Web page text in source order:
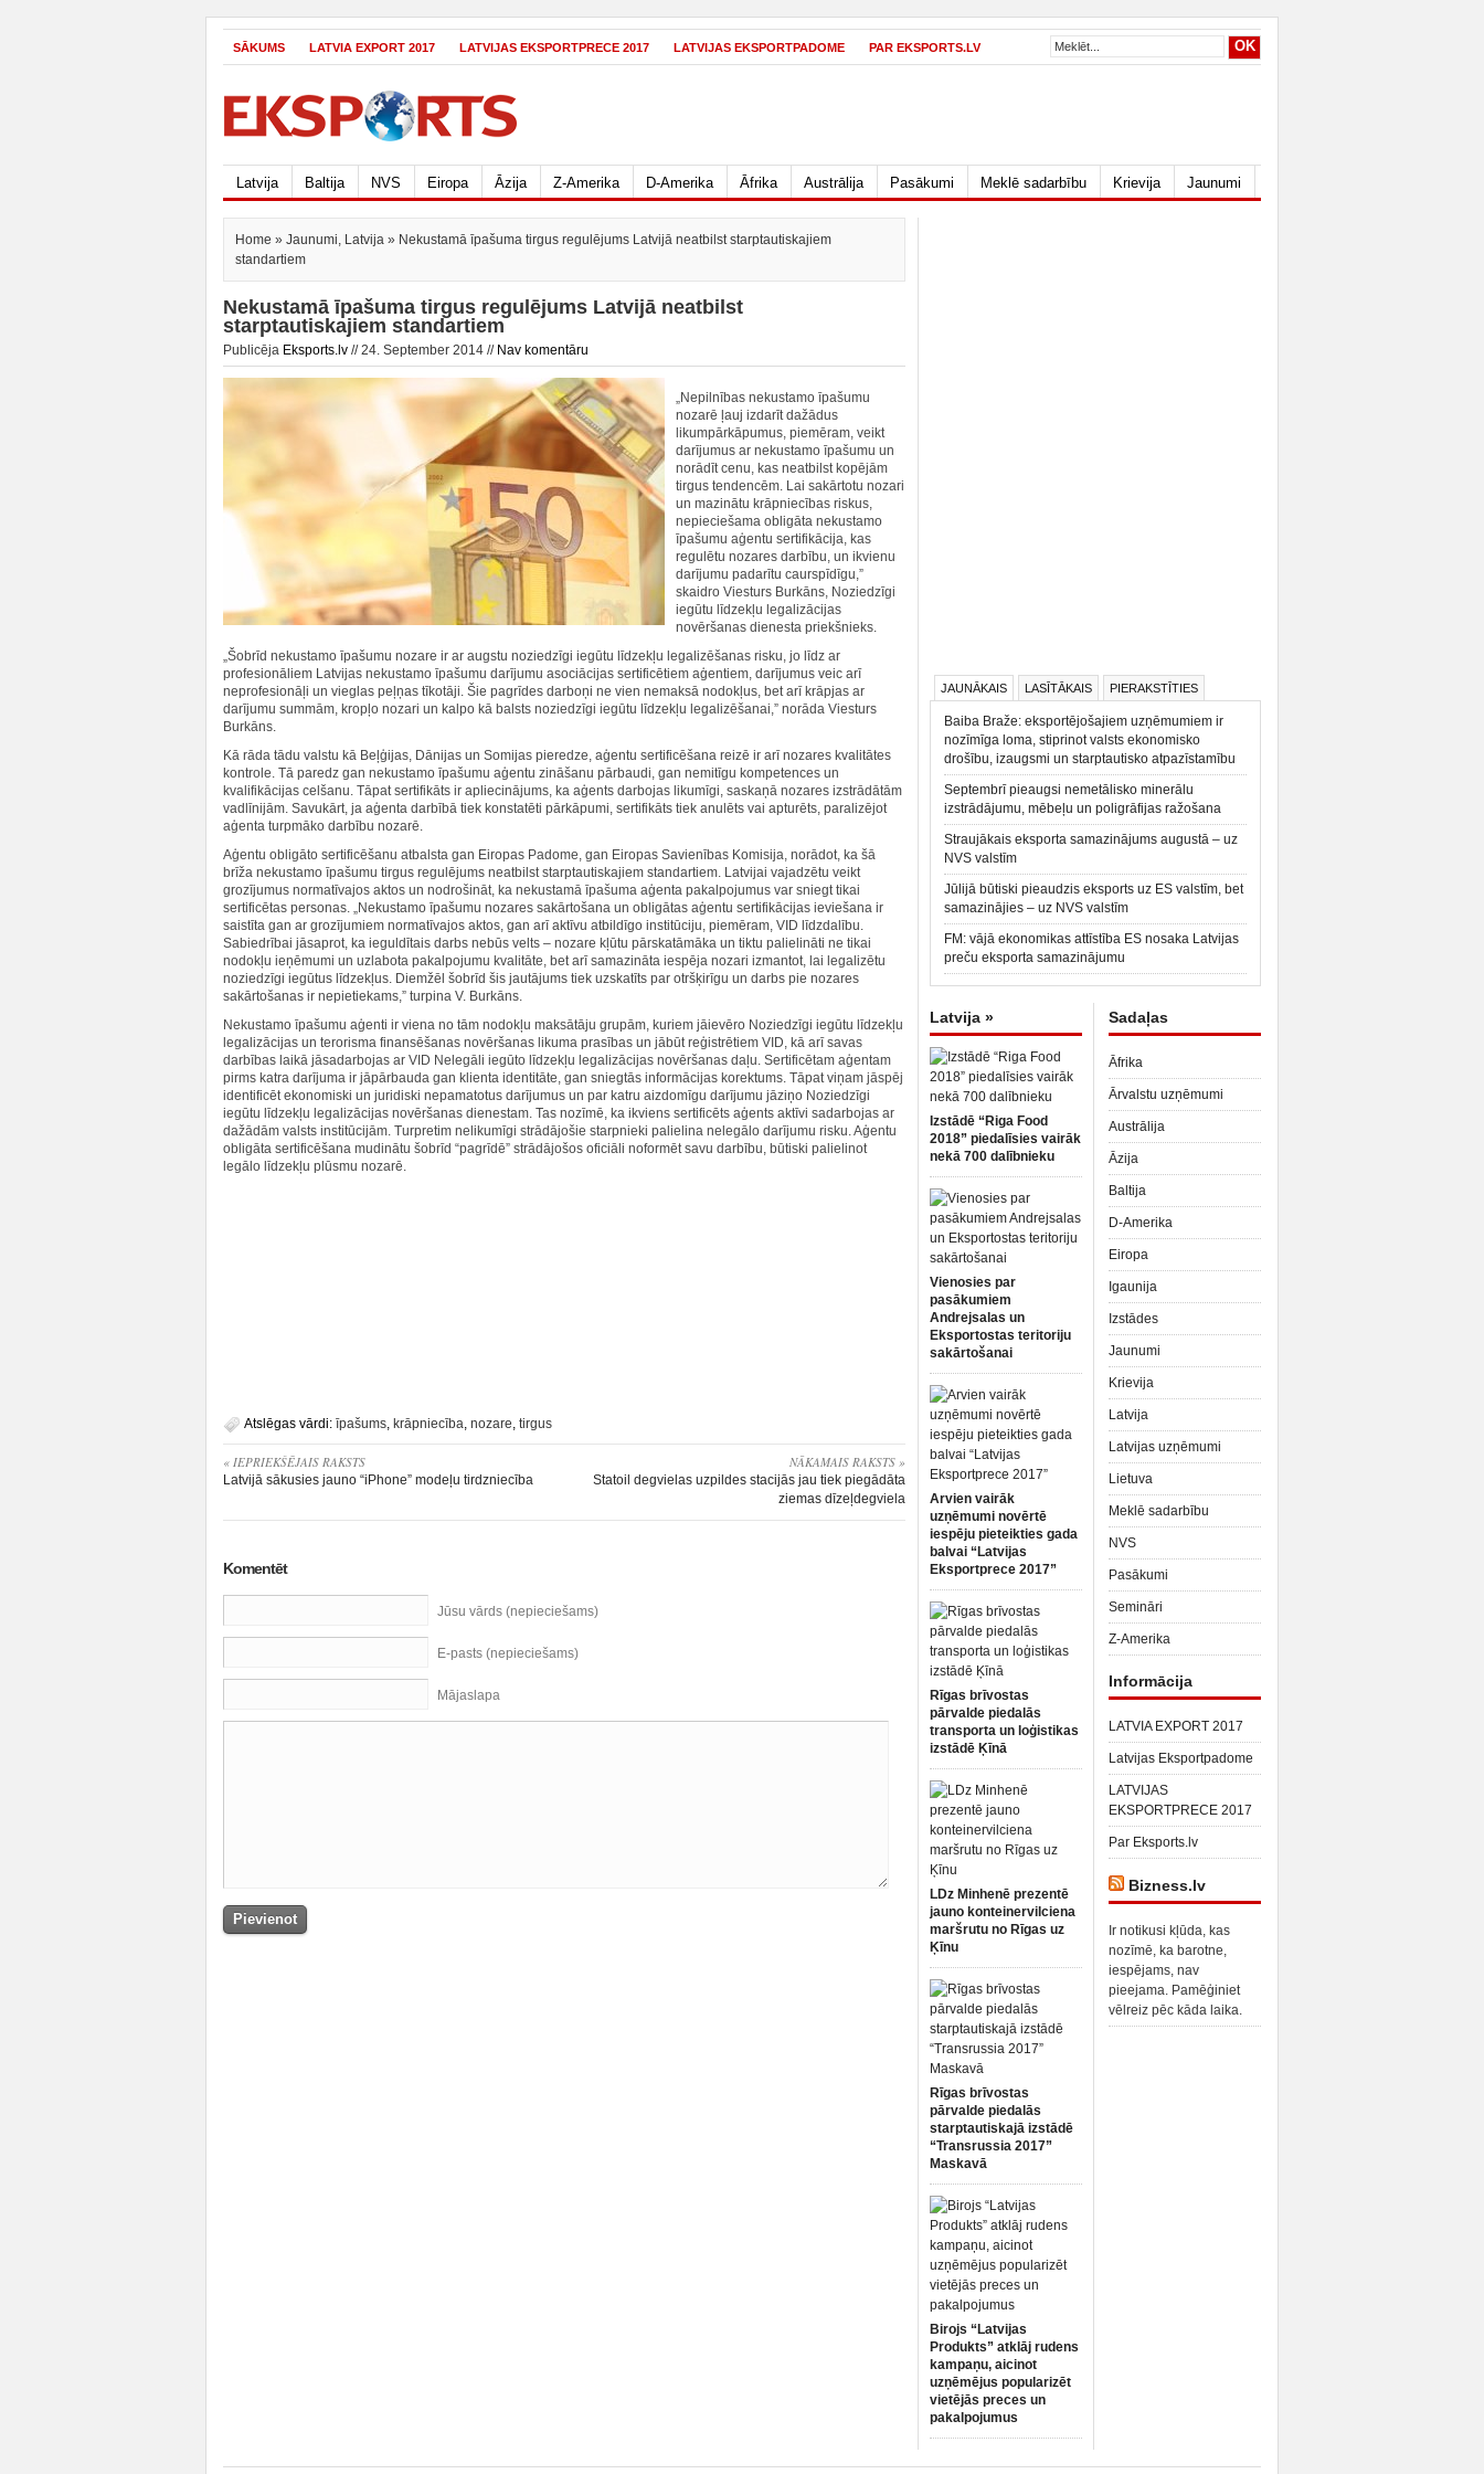
SĀKUMS LATVIA EXPORT 2017 LATVIJAS EKSPORTPRECE 2017 LATVIJAS EKSPORTPADOME PAR EKSPORTS.LV
Latvija Baltija NVS Eiropa Āzija Z-Amerika D-Amerika Āfrika Austrālija Pasākumi Meklē sadarbību Krievija Jaunumi
Home » Jaunumi, Latvija » Nekustamā īpašuma tirgus regulējums Latvijā neatbilst starptautiskajiem
standartiem
Nekustamā īpašuma tirgus regulējums Latvijā neatbilst
starptautiskajiem standartiem
Publicēja Eksports.lv // 24. September 2014 // Nav komentāru
„Nepilnības nekustamo īpašumu
nozarē ļauj izdarīt dažādus
likumpārkāpumus, piemēram, veikt
darījumus ar nekustamo īpašumu un
norādīt cenu, kas neatbilst kopējām
tirgus tendencēm. Lai sakārtotu nozari
un mazinātu krāpniecības riskus,
nepieciešama obligāta nekustamo
īpašumu aģentu sertifikācija, kas
regulētu nozares darbību, un ikvienu
darījumu padarītu caurspīdīgu,”
skaidro Viesturs Burkāns, Noziedzīgi
iegūtu līdzekļu legalizācijas
novēršanas dienesta priekšnieks.
„Šobrīd nekustamo īpašumu nozare ir ar augstu noziedzīgi iegūtu līdzekļu legalizēšanas risku, jo līdz ar
profesionāliem Latvijas nekustamo īpašumu darījumu asociācijas sertificētiem aģentiem, darījumus veic arī
neprofesionāļi un vieglas peļņas tīkotāji. Šie pagrīdes darboņi ne vien nemaksā nodokļus, bet arī krāpjas ar
darījumu summām, kropļo nozari un kalpo kā balsts noziedzīgi iegūtu līdzekļu legalizēšanai,” norāda Viesturs
Burkāns.
Kā rāda tādu valstu kā Beļģijas, Dānijas un Somijas pieredze, aģentu sertificēšana reizē ir arī nozares kvalitātes
kontrole. Tā paredz gan nekustamo īpašumu aģentu zināšanu pārbaudi, gan nemitīgu kompetences un
kvalifikācijas celšanu. Tāpat sertifikāts ir apliecinājums, ka aģents darbojas likumīgi, saskaņā nozares izstrādātām
vadlīnijām. Savukārt, ja aģenta darbībā tiek konstatēti pārkāpumi, sertifikāts tiek anulēts vai apturēts, paralizējot
aģenta turpmāko darbību nozarē.
Aģentu obligāto sertificēšanu atbalsta gan Eiropas Padome, gan Eiropas Savienības Komisija, norādot, ka šā
brīža nekustamo īpašumu tirgus regulējums neatbilst starptautiskajiem standartiem. Latvijai vajadzētu veikt
grozījumus normatīvajos aktos un nodrošināt, ka nekustamā īpašuma aģenta pakalpojumus var sniegt tikai
sertificētas personas. „Nekustamo īpašumu nozares sakārtošana un obligātas aģentu sertifikācijas ieviešana ir
saistīta gan ar grozījumiem normatīvajos aktos, gan arī aktīvu atbildīgo institūciju, piemēram, VID līdzdalību.
Sabiedrībai jāsaprot, ka ieguldītais darbs nebūs velts – nozare kļūtu pārskatāmāka un tiktu palielināti ne tikai
nodokļu ieņēmumi un uzlabota pakalpojumu kvalitāte, bet arī samazināta iespēja nozari izmantot, lai legalizētu
noziedzīgi iegūtus līdzekļus. Diemžēl šobrīd šis jautājums tiek uzskatīts par otršķirīgu un darbs pie nozares
sakārtošanas ir nepietiekams,” turpina V. Burkāns.
Nekustamo īpašumu aģenti ir viena no tām nodokļu maksātāju grupām, kuriem jāievēro Noziedzīgi iegūtu līdzekļu
legalizācijas un terorisma finansēšanas novēršanas likuma prasības un jābūt reģistrētiem VID, kā arī savas
darbības laikā jāsadarbojas ar VID Nelegāli iegūto līdzekļu legalizācijas novēršanas daļu. Sertificētam aģentam
pirms katra darījuma ir jāpārbauda gan klienta identitāte, gan sniegtās informācijas korektums. Tāpat viņam jāspēj
identificēt ekonomiski un juridiski nepamatotus darījumus un par katru aizdomīgu darījumu jāziņo Noziedzīgi
iegūtu līdzekļu legalizācijas novēršanas dienestam. Tas nozīmē, ka ikviens sertificēts aģents aktīvi sadarbojas ar
dažādām valsts institūcijām. Turpretim nelikumīgi strādājošie starpnieki palielina nelegālo darījumu risku. Aģentu
obligāta sertificēšana mudinātu šobrīd “pagrīdē” strādājošos oficiāli noformēt savu darbību, būtiski palielinot
legālo līdzekļu plūsmu nozarē.
Atslēgas vārdi: īpašums, krāpniecība, nozare, tirgus
« IEPRIEKŠĒJAIS RAKSTS
Latvijā sākusies jauno “iPhone” modeļu tirdzniecība
NĀKAMAIS RAKSTS »
Statoil degvielas uzpildes stacijās jau tiek piegādāta
ziemas dīzeļdegviela
Komentēt
Jūsu vārds (nepieciešams)
E-pasts (nepieciešams)
Mājaslapa
JAUNĀKAIS LASĪTĀKAIS PIERAKSTĪTIES
Baiba Braže: eksportējošajiem uzņēmumiem ir
nozīmīga loma, stiprinot valsts ekonomisko
drošību, izaugsmi un starptautisko atpazīstamību
Septembrī pieaugsi nemetālisko minerālu
izstrādājumu, mēbeļu un poligrāfijas ražošana
Straujākais eksporta samazinājums augustā – uz
NVS valstīm
Jūlijā būtiski pieaudzis eksports uz ES valstīm, bet
samazinājies – uz NVS valstīm
FM: vājā ekonomikas attīstība ES nosaka Latvijas
preču eksporta samazinājumu
Latvija »
Izstādē “Riga Food
2018” piedalīsies vairāk
nekā 700 dalībnieku
Vienosies par
pasākumiem
Andrejsalas un
Eksportostas teritoriju
sakārtošanai
Arvien vairāk
uzņēmumi novērtē
iespēju pieteikties gada
balvai “Latvijas
Eksportprece 2017”
Rīgas brīvostas
pārvalde piedalās
transporta un loģistikas
izstādē Ķīnā
LDz Minhenē prezentē
jauno konteinervilciena
maršrutu no Rīgas uz
Ķīnu
Rīgas brīvostas
pārvalde piedalās
starptautiskajā izstādē
“Transrussia 2017”
Maskavā
Birojs “Latvijas
Produkts” atklāj rudens
kampaņu, aicinot
uzņēmējus popularizēt
vietējās preces un
pakalpojumus
Sadaļas
Āfrika
Ārvalstu uzņēmumi
Austrālija
Āzija
Baltija
D-Amerika
Eiropa
Igaunija
Izstādes
Jaunumi
Krievija
Latvija
Latvijas uzņēmumi
Lietuva
Meklē sadarbību
NVS
Pasākumi
Semināri
Z-Amerika
Informācija
LATVIA EXPORT 2017
Latvijas Eksportpadome
LATVIJAS
EKSPORTPRECE 2017
Par Eksports.lv
Bizness.lv
Ir notikusi kļūda, kas
nozīmē, ka barotne,
iespējams, nav
pieejama. Pamēģiniet
vēlreiz pēc kāda laika.